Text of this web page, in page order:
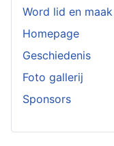
Word lid en
Homepage
Geschiedenis
Foto gallerij
Sponsors